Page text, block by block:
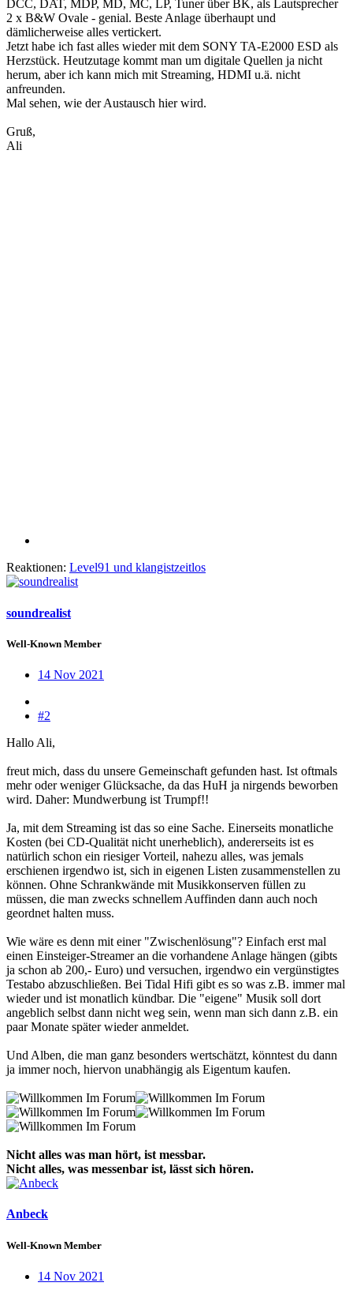
DCC, DAT, MDP, MD, MC, LP, Tuner über BK, als Lautsprecher
2 x B&W Ovale - genial. Beste Anlage überhaupt und
dämlicherweise alles vertickert.
Jetzt habe ich fast alles wieder mit dem SONY TA-E2000 ESD als
Herzstück. Heutzutage kommt man um digitale Quellen ja nicht
herum, aber ich kann mich mit Streaming, HDMI u.ä. nicht
anfreunden.
Mal sehen, wie der Austausch hier wird.
Gruß,
Ali
Reaktionen: Level91 und klangistzeitlos
soundrealist
Well-Known Member
14 Nov 2021
#2
Hallo Ali,
freut mich, dass du unsere Gemeinschaft gefunden hast. Ist oftmals
mehr oder weniger Glücksache, da das HuH ja nirgends beworben
wird. Daher: Mundwerbung ist Trumpf!!
Ja, mit dem Streaming ist das so eine Sache. Einerseits monatliche
Kosten (bei CD-Qualität nicht unerheblich), andererseits ist es
natürlich schon ein riesiger Vorteil, nahezu alles, was jemals
erschienen irgendwo ist, sich in eigenen Listen zusammenstellen zu
können. Ohne Schrankwände mit Musikkonserven füllen zu
müssen, die man zwecks schnellem Auffinden dann auch noch
geordnet halten muss.
Wie wäre es denn mit einer "Zwischenlösung"? Einfach erst mal
einen Einsteiger-Streamer an die vorhandene Anlage hängen (gibts
ja schon ab 200,- Euro) und versuchen, irgendwo ein vergünstigtes
Testabo abzuschließen. Bei Tidal Hifi gibt es so was z.B. immer mal
wieder und ist monatlich kündbar. Die "eigene" Musik soll dort
angeblich selbst dann nicht weg sein, wenn man sich dann z.B. ein
paar Monate später wieder anmeldet.
Und Alben, die man ganz besonders wertschätzt, könntest du dann
ja immer noch, hiervon unabhängig als Eigentum kaufen.
Nicht alles was man hört, ist messbar.
Nicht alles, was messenbar ist, lässt sich hören.
Anbeck
Well-Known Member
14 Nov 2021